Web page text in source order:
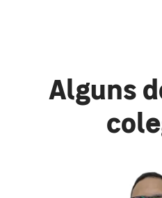
Alguns